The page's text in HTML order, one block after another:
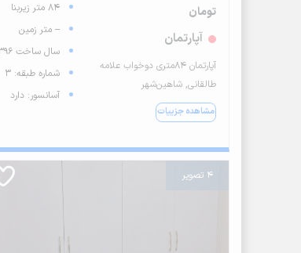
تومان
آپارتمان
آپارتمان 84متری دوخواب علامه
طالقانی, شاهین‌شهر
مشاهده جزییات
84 متر زیربنا
-- متر زمین
سال ساخت 1396
شماره طبقه: 3
آسانسور: دارد
4 تصویر